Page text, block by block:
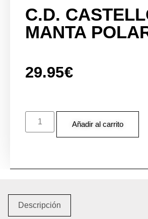
C.D.
MANTA
29.95€
Añadir al carrito
Descripción